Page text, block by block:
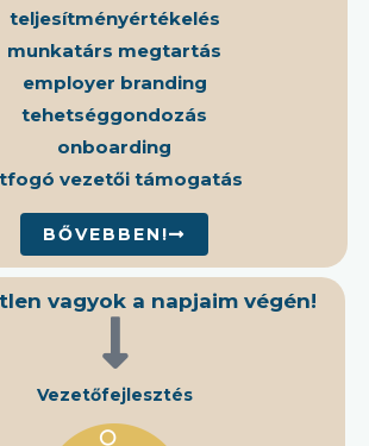
teljesítményértékelés
munkatárs megtartás
employer branding
tehetséggondozás
onboarding
vezetői támogatás
BŐVEBBEN!
vagyok a napjaim végén!
Vezetőfejlesztés